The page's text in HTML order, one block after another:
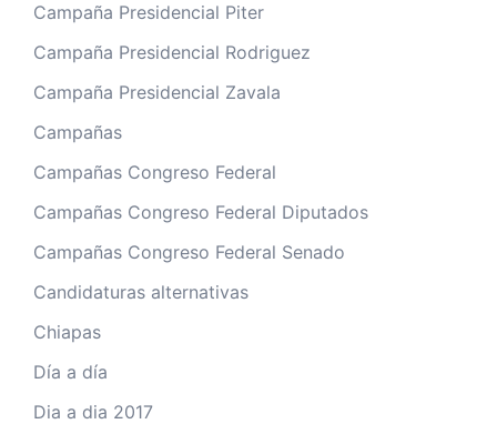
Campaña Presidencial Piter
Campaña Presidencial Rodriguez
Campaña Presidencial Zavala
Campañas
Campañas Congreso Federal
Campañas Congreso Federal Diputados
Campañas Congreso Federal Senado
Candidaturas alternativas
Chiapas
Día a día
Dia a dia 2017